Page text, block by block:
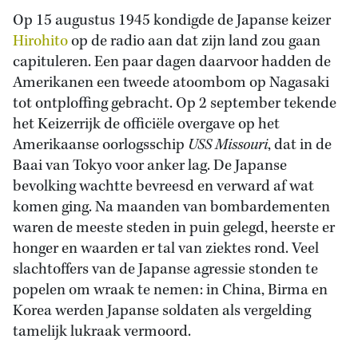
Op 15 augustus 1945 kondigde de Japanse keizer
Hirohitoop de radio aan dat zijn land zou gaan
capituleren. Een paar dagen daarvoor hadden de
Amerikanen een tweede atoombom op Nagasaki
tot ontploffing gebracht. Op 2 september tekende
het Keizerrijk de officiële overgave op het
Amerikaanse oorlogsschip USS Missouri, dat in de
Baai van Tokyo voor anker lag. De Japanse
bevolking wachtte bevreesd en verward af wat
komen ging. Na maanden van bombardementen
waren de meeste steden in puin gelegd, heerste er
honger en waarden er tal van ziektes rond. Veel
slachtoffers van de Japanse agressie stonden te
popelen om wraak te nemen: in China, Birma en
Korea werden Japanse soldaten als vergelding
tamelijk lukraak vermoord.